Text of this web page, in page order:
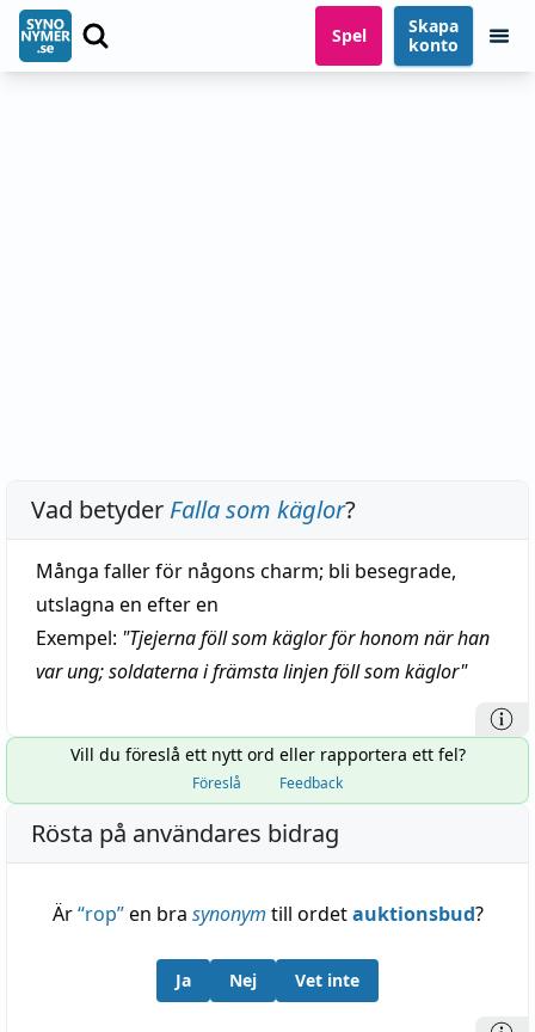
Spel
Skapa
konto
Vad betyder Falla som käglor?
Många faller för någons charm; bli besegrade,
utslagna en efter en
Exempel: "Tjejerna föll som käglor för honom när han
var ung; soldaterna i främsta linjen föll som käglor"
Vill du föreslå ett nytt ord eller rapportera ett fel?
Föreslå Feedback
Rösta på användares bidrag
Är“rop”en bra synonym till ordetauktionsbud?
Ja Nej Vet inte